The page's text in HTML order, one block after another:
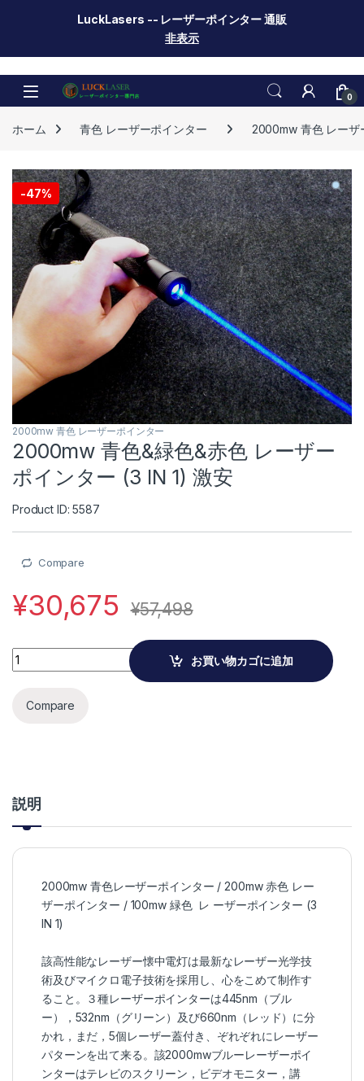
LuckLasers -- レーザーポインター 通販
非表示
Skip to navigation
Skip to content
0
ホーム 青色 レーザーポインター 2000mw 青色 レーザ
-47%
2000mw 青色 レーザーポインター
2000mw 青色&緑色&赤色 レーザー
ポインター (3 IN 1) 激安
Product ID: 5587
Compare
¥30,675 ¥57,498
2000mw 青色&緑色&赤色 レーザーポインター (3 IN 1) 激安
お買い物カゴに追加
Compare
説明
2000mw 青色レーザーポインター / 200mw 赤色 レー
ザーポインター / 100mw 緑色 レ ーザーポインター (3
IN 1)
該高性能なレーザー懐中電灯は最新なレーザー光学技
術及びマイクロ電子技術を採用し、心をこめて制作す
ること。３種レーザーポインターは445nm（ブル
ー），532nm（グリーン）及び660nm（レッド）に分
かれ，まだ，5個レーザー蓋付き、ぞれぞれにレーザー
パターンを出て来る。該2000mwブルーレーザーポイ
ンターはテレビのスクリーン，ビデオモニター，講